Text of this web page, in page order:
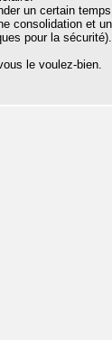
un certain
consolidation et
pour la sécurité).
le voulez-bien.